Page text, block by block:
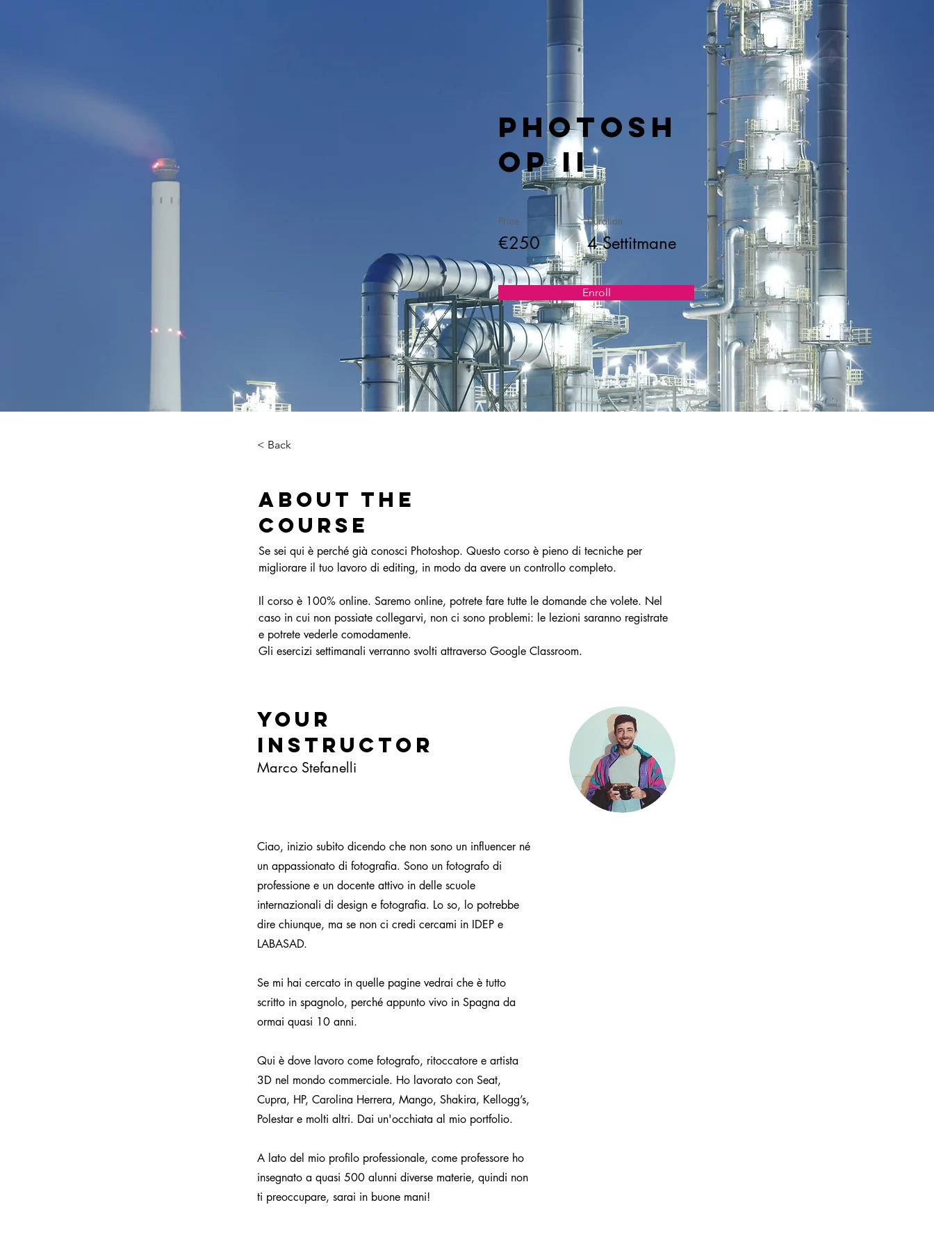
Photosh
op II
Price
€250
Duration
4 Settitmane
Enroll
< Back
About the
Course
Se sei qui è perché già conosci Photoshop. Questo corso è pieno di tecniche per
migliorare il tuo lavoro di editing, in modo da avere un controllo completo.
Il corso è 100% online. Saremo online, potrete fare tutte le domande che volete. Nel
caso in cui non possiate collegarvi, non ci sono problemi: le lezioni saranno registrate
e potrete vederle comodamente.
Gli esercizi settimanali verranno svolti attraverso Google Classroom.
Your
Instructor
Marco Stefanelli
Ciao, inizio subito dicendo che non sono un influencer né
un appassionato di fotografia. Sono un fotografo di
professione e un docente attivo in delle scuole
internazionali di design e fotografia. Lo so, lo potrebbe
dire chiunque, ma se non ci credi cercami in IDEP e
LABASAD.
Se mi hai cercato in quelle pagine vedrai che è tutto
scritto in spagnolo, perché appunto vivo in Spagna da
ormai quasi 10 anni.
Qui è dove lavoro come fotografo, ritoccatore e artista
3D nel mondo commerciale. Ho lavorato con Seat,
Cupra, HP, Carolina Herrera, Mango, Shakira, Kellogg’s,
Polestar e molti altri. Dai un'occhiata al mio portfolio.
A lato del mio profilo professionale, come professore ho
insegnato a quasi 500 alunni diverse materie, quindi non
ti preoccupare, sarai in buone mani!